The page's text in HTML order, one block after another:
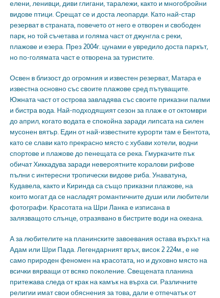
елени, ленивци, диви глигани, таралежи, както и многобройни
видове птици. Срещат се и доста леопарди. Като най-стар
резерват в страната, повечето от него е отворен и свободен
парк, но той съчетава и голяма част от джунгла с реки,
плажове и езера. През 2004г. цунами е увредило доста паркът,
но по-голямата част е отворена за туристите.
Освен в близост до огромния и известен резерват, Матара е
известна основно със своите плажове сред пътуващите.
Южната част от острова завладява със своите приказни палми
и бистра вода. Най-подходящият сезон за плаж е от октомври
до април, когато водата е спокойна заради липсата на силен
мусонен вятър. Един от най-известните курорти там е Бентота,
като се слави като прекрасно място с хубави хотели, водни
спортове и плажове до пенещата се река. Гмуркачите пък
обичат Хиккадува заради невероятните коралови рифове
пълни с интересни тропически видове риба. Унаватуна,
Кудавела, както и Киринда са също приказни плажове, на
които могат да се насладят романтичните души или любители
фотографи. Красотата на Шри Ланка е изписана в
залязващото слънце, отразявано в бистрите води на океана.
А за любителите на планинските завоевания остава върхът на
Адам или Шри Пада. Легендарният връх, висок 2 224м., е не
само природен феномен на красотата, но и духовно място на
всички вярващи от всяко поколение. Свещената планина
притежава следа от крак на камък на върха си. Различните
религии имат свои обяснения за това, дали е отпечатък от